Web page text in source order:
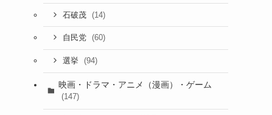
石破茂 (14)
自民党 (60)
選挙 (94)
映画・ドラマ・アニメ（漫画）・ゲーム
(147)